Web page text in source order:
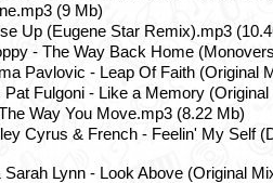
(9 Mb)
Up (Eugene Star Remix).mp3
- The Way Back Home
Pavlovic - Leap Of Faith (Original
Pat Fulgoni - Like a Memory
Way You Move.mp3 (8.22 Mb)
Cyrus & French - Feelin' My Self
Lynn - Look Above (Original